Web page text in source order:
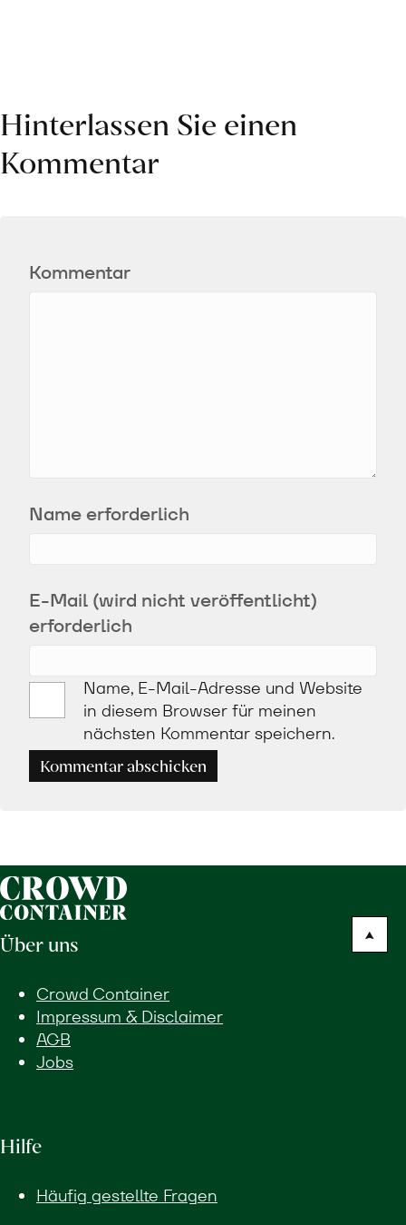
Hinterlassen Sie einen
Kommentar
Kommentar
Name erforderlich
E-Mail (wird nicht veröffentlicht)
erforderlich
Name, E-Mail-Adresse und Website
in diesem Browser für meinen
nächsten Kommentar speichern.
Kommentar abschicken
Über uns
Crowd Container
Impressum & Disclaimer
AGB
Jobs
Hilfe
Häufig gestellte Fragen